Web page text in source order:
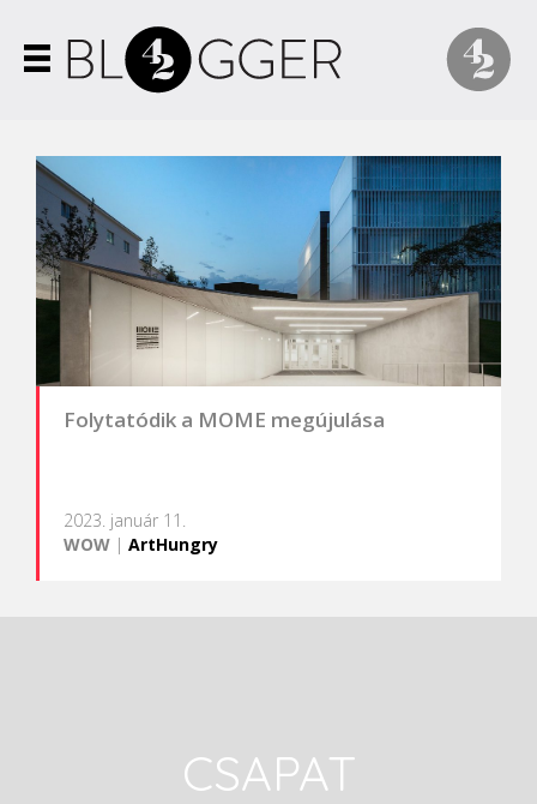
Folytatódik a MOME megújulása
2023. január 11.
WOW | ArtHungry
CSAPAT